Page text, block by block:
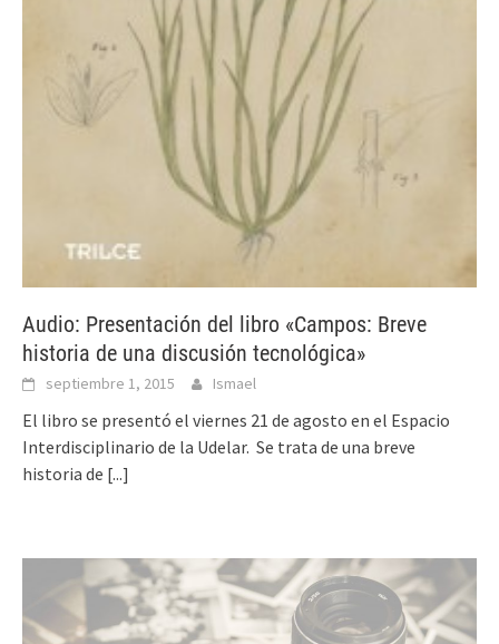
Audio: Presentación del libro «Campos: Breve
historia de una discusión tecnológica»
septiembre 1, 2015 Ismael
El libro se presentó el viernes 21 de agosto en el Espacio
Interdisciplinario de la Udelar. Se trata de una breve
historia de [...]